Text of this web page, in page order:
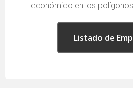
económico en los
Listado de